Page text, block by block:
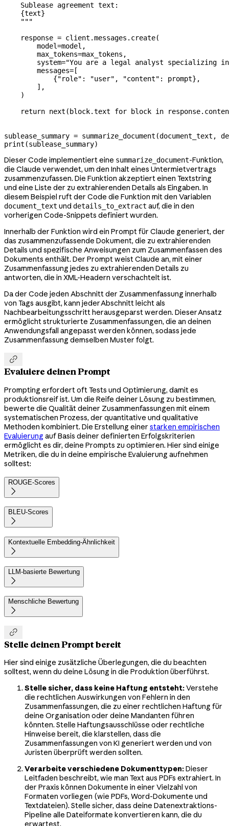
    Sublease agreement text:
    {
text}
    """
    response
= client.messages.create(
        model
=model,
        max_tokens
=max_tokens,
        system
="You are a legal analyst specializing in
        messages
= [
            {
"role" : "user" , "content" : prompt},
        ],
    )
    return
next (block.text for block in
sublease_summary =
print (sublease_summary)
Dieser Code implementiert eine summarize_document-Funktion,
die Claude verwendet, um den Inhalt eines Untermietvertrags
zusammenzufassen. Die Funktion akzeptiert einen Textstring
und eine Liste der zu extrahierenden Details als Eingaben. In
diesem Beispiel ruft der Code die Funktion mit den Variablen
document_text und details_to_extract auf, die in den
vorherigen Code-Snippets definiert wurden.
Innerhalb der Funktion wird ein Prompt für Claude generiert, der
das zusammenzufassende Dokument, die zu extrahierenden
Details und spezifische Anweisungen zum Zusammenfassen des
Dokuments enthält. Der Prompt weist Claude an, mit einer
Zusammenfassung jedes zu extrahierenden Details zu
antworten, die in XML-Headern verschachtelt ist.
Da der Code jeden Abschnitt der Zusammenfassung innerhalb
von Tags ausgibt, kann jeder Abschnitt leicht als
Nachbearbeitungsschritt herausgeparst werden. Dieser Ansatz
ermöglicht strukturierte Zusammenfassungen, die an deinen
Anwendungsfall angepasst werden können, sodass jede
Zusammenfassung demselben Muster folgt.

Evaluiere deinen Prompt
Prompting erfordert oft Tests und Optimierung, damit es
produktionsreif ist. Um die Reife deiner Lösung zu bestimmen,
bewerte die Qualität deiner Zusammenfassungen mit einem
systematischen Prozess, der quantitative und qualitative
Methoden kombiniert. Die Erstellung einer starken empirischen
Evaluierung auf Basis deiner definierten Erfolgskriterien
ermöglicht es dir, deine Prompts zu optimieren. Hier sind einige
Metriken, die du in deine empirische Evaluierung aufnehmen
solltest:
ROUGE-Scores

BLEU-Scores

Kontextuelle Embedding-Ähnlichkeit

LLM-basierte Bewertung

Menschliche Bewertung


Stelle deinen Prompt bereit
Hier sind einige zusätzliche Überlegungen, die du beachten
solltest, wenn du deine Lösung in die Produktion überführst.
Stelle sicher, dass keine Haftung entsteht:Verstehe
die rechtlichen Auswirkungen von Fehlern in den
Zusammenfassungen, die zu einer rechtlichen Haftung für
deine Organisation oder deine Mandanten führen
könnten. Stelle Haftungsausschlüsse oder rechtliche
Hinweise bereit, die klarstellen, dass die
Zusammenfassungen von KI generiert werden und von
Juristen überprüft werden sollten.
Verarbeite verschiedene Dokumenttypen:Dieser
Leitfaden beschreibt, wie man Text aus PDFs extrahiert. In
der Praxis können Dokumente in einer Vielzahl von
Formaten vorliegen (wie PDFs, Word-Dokumente und
Textdateien). Stelle sicher, dass deine Datenextraktions-
Pipeline alle Dateiformate konvertieren kann, die du
erwartest.